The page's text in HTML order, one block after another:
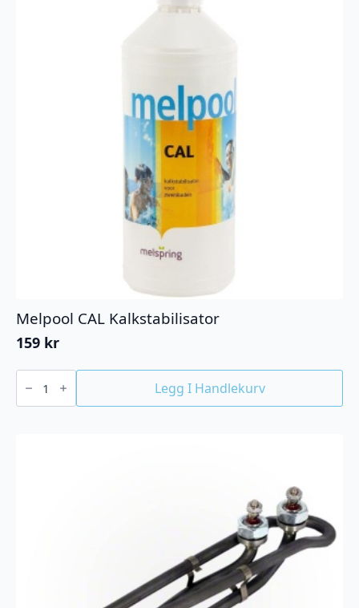
Melpool CAL Kalkstabilisator
159 kr
Melpool
CAL
antall
Legg I Handlekurv